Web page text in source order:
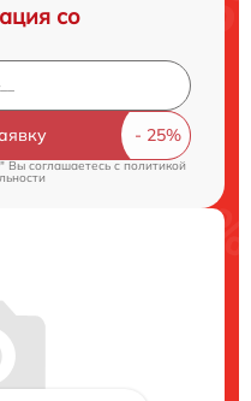
со
Вы соглашаетесь cполитикой